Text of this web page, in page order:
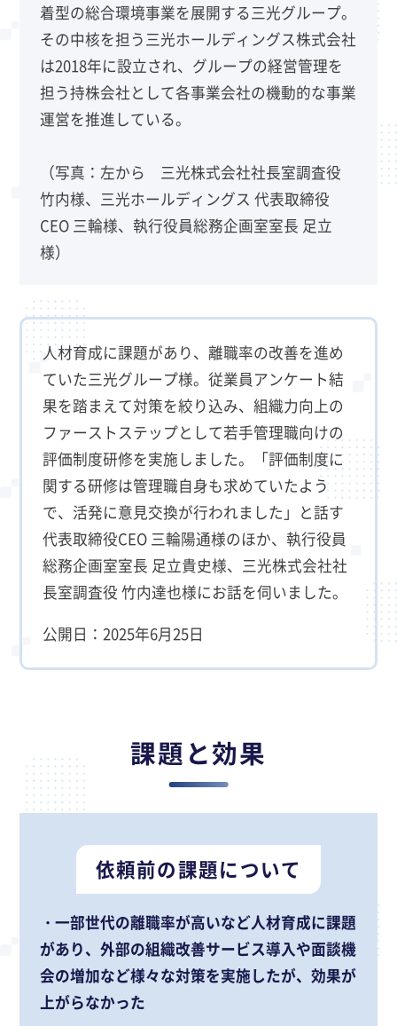
着型の総合環境事業を展開する三光グループ。
その中核を担う三光ホールディングス株式会社
は2018年に設立され、グループの経営管理を
担う持株会社として各事業会社の機動的な事業
運営を推進している。
（写真：左から 三光株式会社社長室調査役
竹内様、三光ホールディングス 代表取締役
CEO 三輪様、執行役員総務企画室室長 足立
様）
人材育成に課題があり、離職率の改善を進め
ていた三光グループ様。従業員アンケート結
果を踏まえて対策を絞り込み、組織力向上の
ファーストステップとして若手管理職向けの
評価制度研修を実施しました。「評価制度に
関する研修は管理職自身も求めていたよう
で、活発に意見交換が行われました」と話す
代表取締役CEO 三輪陽通様のほか、執行役員
総務企画室室長 足立貴史様、三光株式会社社
長室調査役 竹内達也様にお話を伺いました。
公開日：2025年6月25日
課題と効果
依頼前の課題について
・一部世代の離職率が高いなど人材育成に課題
があり、外部の組織改善サービス導入や面談機
会の増加など様々な対策を実施したが、効果が
上がらなかった